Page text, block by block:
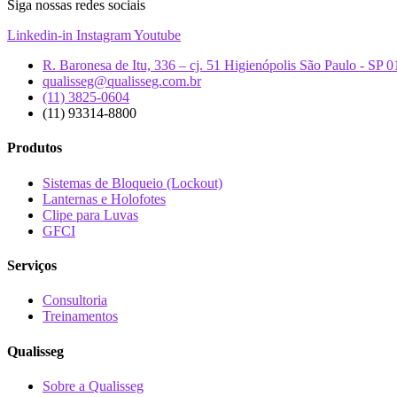
Siga nossas redes sociais
Linkedin-in InstagramYoutube
R. Baronesa de Itu, 336 – cj. 51 Higienópolis São Paulo - SP
qualisseg@qualisseg.com.br
(11) 3825-0604
(11) 93314-8800
Produtos
Sistemas de Bloqueio (Lockout)
Lanternas e Holofotes
Clipe para Luvas
GFCI
Serviços
Consultoria
Treinamentos
Qualisseg
Sobre a Qualisseg